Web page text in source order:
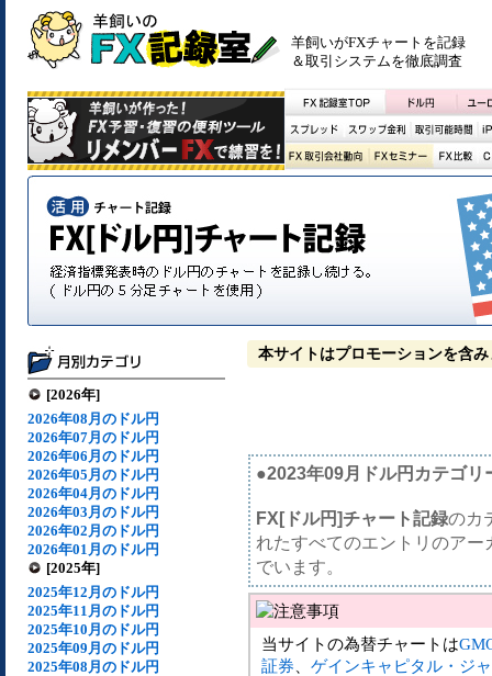
羊飼いがFXチャートを記録
＆取引システムを徹底調査
[2026年]
2026年08月のドル円
2026年07月のドル円
2026年06月のドル円
2026年05月のドル円
2026年04月のドル円
2026年03月のドル円
2026年02月のドル円
2026年01月のドル円
[2025年]
2025年12月のドル円
2025年11月のドル円
2025年10月のドル円
2025年09月のドル円
2025年08月のドル円
本サイトはプロモーションを含み
●2023年09月ドル円カテゴリ
FX[ドル円]チャート記録のカ
れたすべてのエントリのア
でいます。
当サイトの為替チャートは
証券
ゲインキャピタル・ジ